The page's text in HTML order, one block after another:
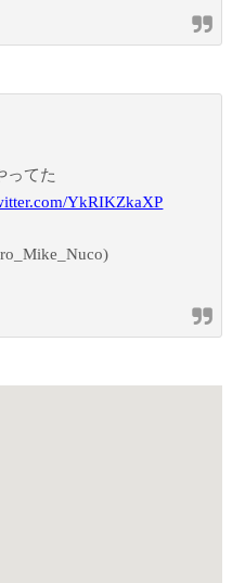
ってた
YkRIKZkaXP